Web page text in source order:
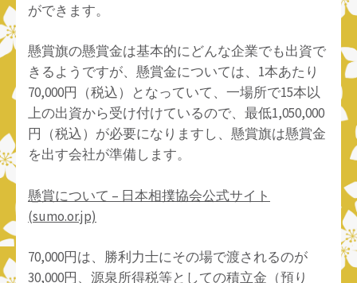
ができます。
懸賞旗の懸賞金は基本的にどんな企業でも出資で
きるようですが、懸賞金については、1本あたり
70,000円（税込）となっていて、一場所で15本以
上の出資から受け付けているので、最低1,050,000
円（税込）が必要になりますし、懸賞旗は懸賞金
を出す会社が準備します。
懸賞について – 日本相撲協会公式サイト
(sumo.or.jp)
70,000円は、勝利力士にその場で渡されるのが
30,000円、源泉所得税等としての積立金（預り